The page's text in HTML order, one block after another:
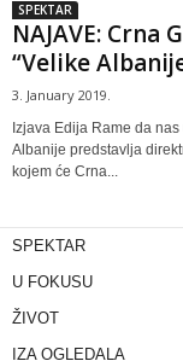
SPEKTAR
NAJAVE:
“Velike
3. January 2019.
Izjava Edija Rame da
Albanije predstavlja
kojem će Crna...
SPEKTAR
U FOKUSU
ŽIVOT
IZA OGLEDALA